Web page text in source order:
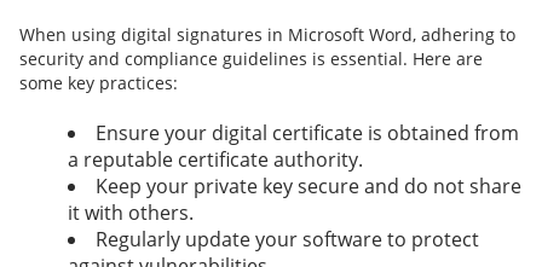
When using digital signatures in Microsoft Word, adhering to
security and compliance guidelines is essential. Here are
some key practices:
Ensure your digital certificate is obtained from
a reputable certificate authority.
Keep your private key secure and do not share
it with others.
Regularly update your software to protect